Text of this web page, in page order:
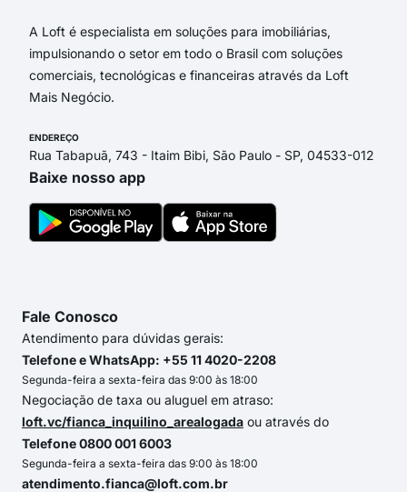
A Loft é especialista em soluções para imobiliárias,
impulsionando o setor em todo o Brasil com soluções
comerciais, tecnológicas e financeiras através da Loft
Mais Negócio.
ENDEREÇO
Rua Tabapuã, 743 - Itaim Bibi, São Paulo - SP, 04533-012
Baixe nosso app
Fale Conosco
Atendimento para dúvidas gerais:
Telefone e WhatsApp: +55 11 4020-2208
Segunda-feira a sexta-feira das 9:00 às 18:00
Negociação de taxa ou aluguel em atraso:
loft.vc/fianca_inquilino_arealogada ou através do
Telefone 0800 001 6003
Segunda-feira a sexta-feira das 9:00 às 18:00
atendimento.fianca@loft.com.br